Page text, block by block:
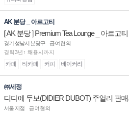
AK 분당 _ 아르고티
[ AK 분당 ] Premium Tea Lounge _ 아르고
경기 성남시 분당구
급여협의
경력3년↑ 채용시까지
카페 티카페 커피 베이커리
㈜세정
디디에 두보(DIDIER DUBOT) 주얼리 판
서울 지점
급여협의